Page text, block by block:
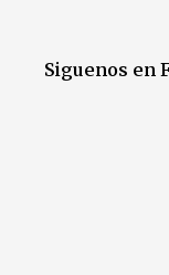
Siguenos en